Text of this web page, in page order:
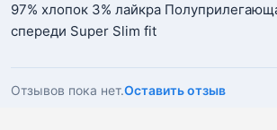
97% хлопок 3% лайкра
спереди Super Slim fit
Отзывов пока нет.Оставить отзыв